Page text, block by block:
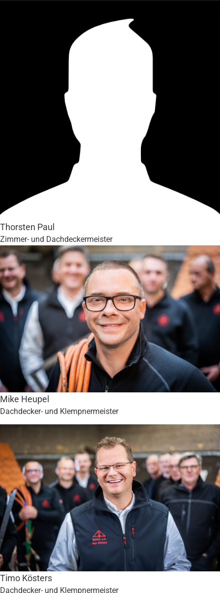
Thorsten Paul
Zimmer- und Dachdeckermeister
Mike Heupel
Dachdecker- und Klempnermeister
Timo Kösters
Dachdecker- und Klempnermeister